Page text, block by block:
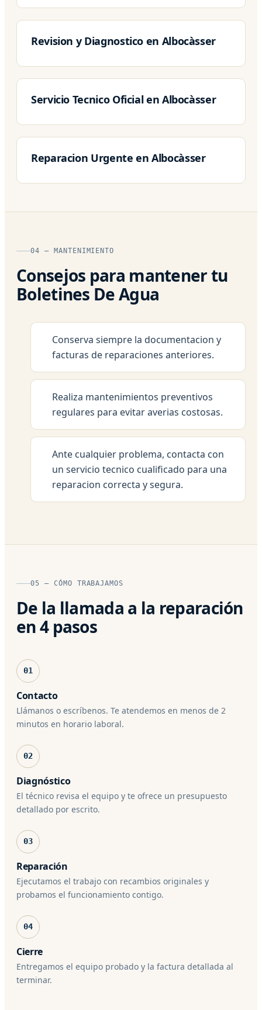
Revision y Diagnostico en Albocàsser
Servicio Tecnico Oficial en Albocàsser
Reparacion Urgente en Albocàsser
04 — MANTENIMIENTO
Consejos para mantener tu
Boletines De Agua
Conserva siempre la documentacion y
facturas de reparaciones anteriores.
Realiza mantenimientos preventivos
regulares para evitar averias costosas.
Ante cualquier problema, contacta con
un servicio tecnico cualificado para una
reparacion correcta y segura.
05 — CÓMO TRABAJAMOS
De la llamada a la reparación
en 4 pasos
01
Contacto
Llámanos o escríbenos. Te atendemos en menos de 2
minutos en horario laboral.
02
Diagnóstico
El técnico revisa el equipo y te ofrece un presupuesto
detallado por escrito.
03
Reparación
Ejecutamos el trabajo con recambios originales y
probamos el funcionamiento contigo.
04
Cierre
Entregamos el equipo probado y la factura detallada al
terminar.